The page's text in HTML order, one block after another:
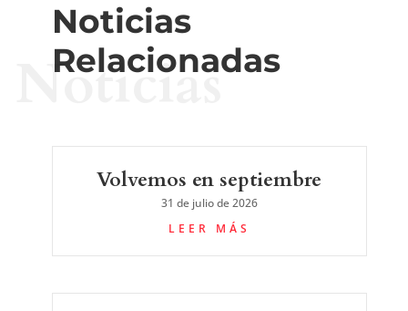
Noticias
Relacionadas
Noticias
Volvemos en septiembre
31 de julio de 2026
LEER MÁS